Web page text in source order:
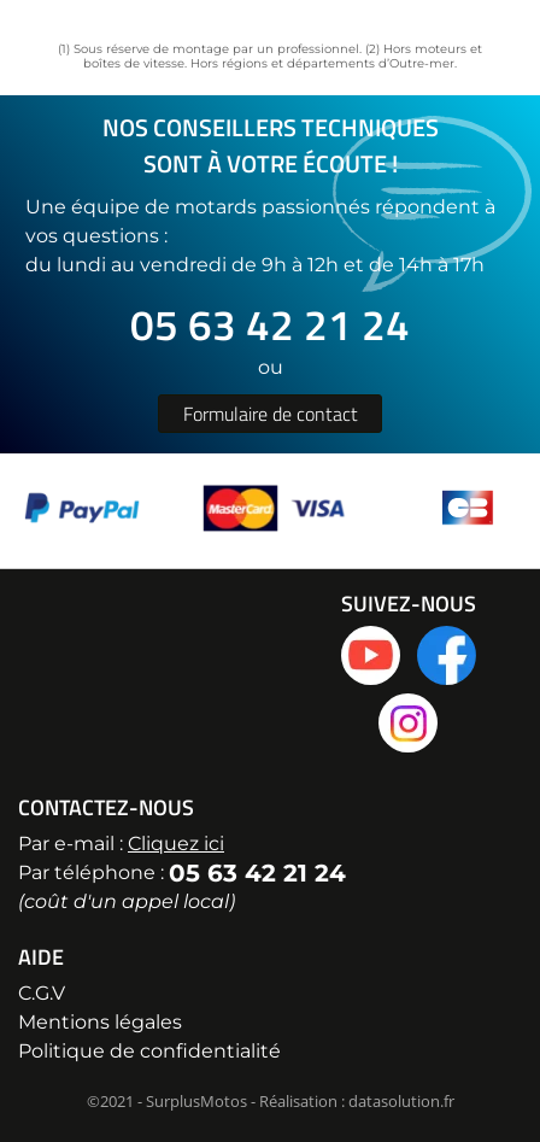
(1) Sous réserve de montage par un professionnel. (2) Hors moteurs et
boîtes de vitesse. Hors régions et départements d’Outre-mer.
NOS CONSEILLERS TECHNIQUES
SONT À VOTRE ÉCOUTE !
Une équipe de motards passionnés répondent à
vos questions :
du lundi au vendredi de 9h à 12h et de 14h à 17h
05 63 42 21 24
ou
Formulaire de contact
CONTACTEZ-NOUS
Par e-mail : Cliquez ici
Par téléphone : 05 63 42 21 24
(coût d'un appel local)
AIDE
C.G.V
Mentions légales
Politique de confidentialité
SUIVEZ-NOUS
©2021 - SurplusMotos - Réalisation : datasolution.fr